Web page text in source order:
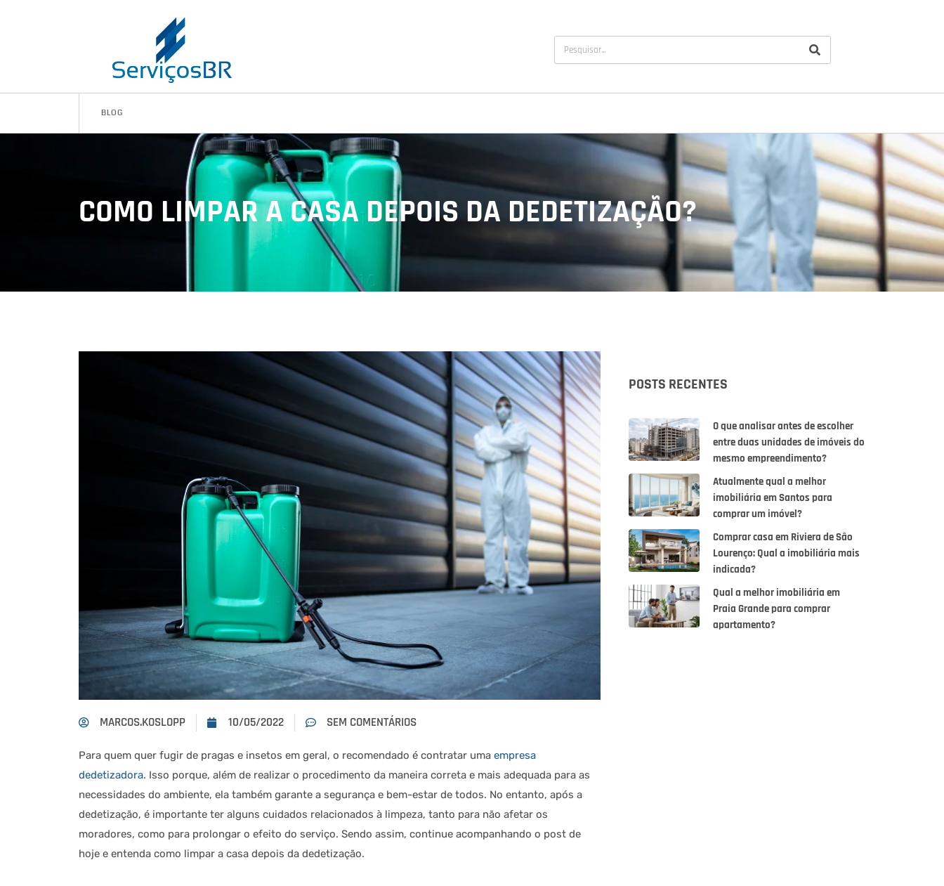
BLOG
COMO LIMPAR A CASA DEPOIS DA DEDETIZAÇÃO?
MARCOS.KOSLOPP 10/05/2022 SEM COMENTÁRIOS
Para quem quer fugir de pragas e insetos em geral, o recomendado é contratar uma empresa
dedetizadora. Isso porque, além de realizar o procedimento da maneira correta e mais adequada para as
necessidades do ambiente, ela também garante a segurança e bem-estar de todos. No entanto, após a
dedetização, é importante ter alguns cuidados relacionados à limpeza, tanto para não afetar os
moradores, como para prolongar o efeito do serviço. Sendo assim, continue acompanhando o post de
hoje e entenda como limpar a casa depois da dedetização.
POSTS RECENTES
O que analisar antes de escolher
entre duas unidades de imóveis do
mesmo empreendimento?
Atualmente qual a melhor
imobiliária em Santos para
comprar um imóvel?
Comprar casa em Riviera de São
Lourenço: Qual a imobiliária mais
indicada?
Qual a melhor imobiliária em
Praia Grande para comprar
apartamento?